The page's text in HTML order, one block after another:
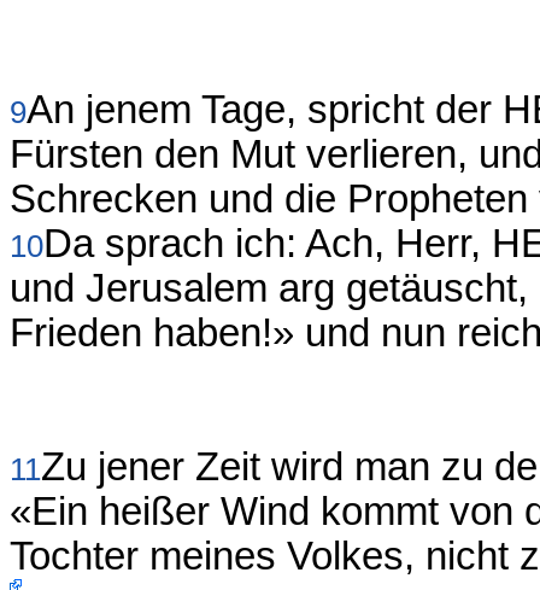
9An jenem Tage, spricht der
Fürsten den Mut verlieren,
Schrecken und die
10Da sprach ich: Ach, Herr,
und Jerusalem arg
Frieden haben!» und nun
11Zu jener Zeit wird man zu
«Ein heißer Wind kommt von
Tochter meines Volkes, nicht